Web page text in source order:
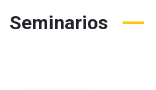
Seminarios